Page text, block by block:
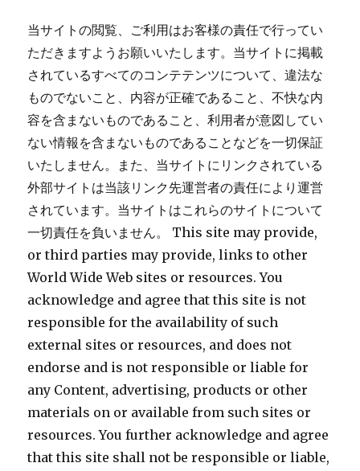
当サイトの閲覧、ご利用はお客様の責任で行ってい
ただきますようお願いいたします。当サイトに掲載
されているすべてのコンテテンツについて、違法な
ものでないこと、内容が正確であること、不快な内
容を含まないものであること、利用者が意図してい
ない情報を含まないものであることなどを一切保証
いたしません。また、当サイトにリンクされている
外部サイトは当該リンク先運営者の責任により運営
されています。当サイトはこれらのサイトについて
一切責任を負いません。 This site may provide,
or third parties may provide, links to other
World Wide Web sites or resources. You
acknowledge and agree that this site is not
responsible for the availability of such
external sites or resources, and does not
endorse and is not responsible or liable for
any Content, advertising, products or other
materials on or available from such sites or
resources. You further acknowledge and agree
that this site shall not be responsible or liable,